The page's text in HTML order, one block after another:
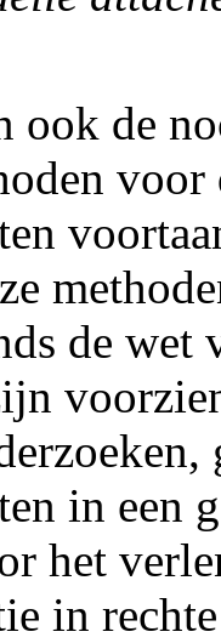
de
de
in een
het
in